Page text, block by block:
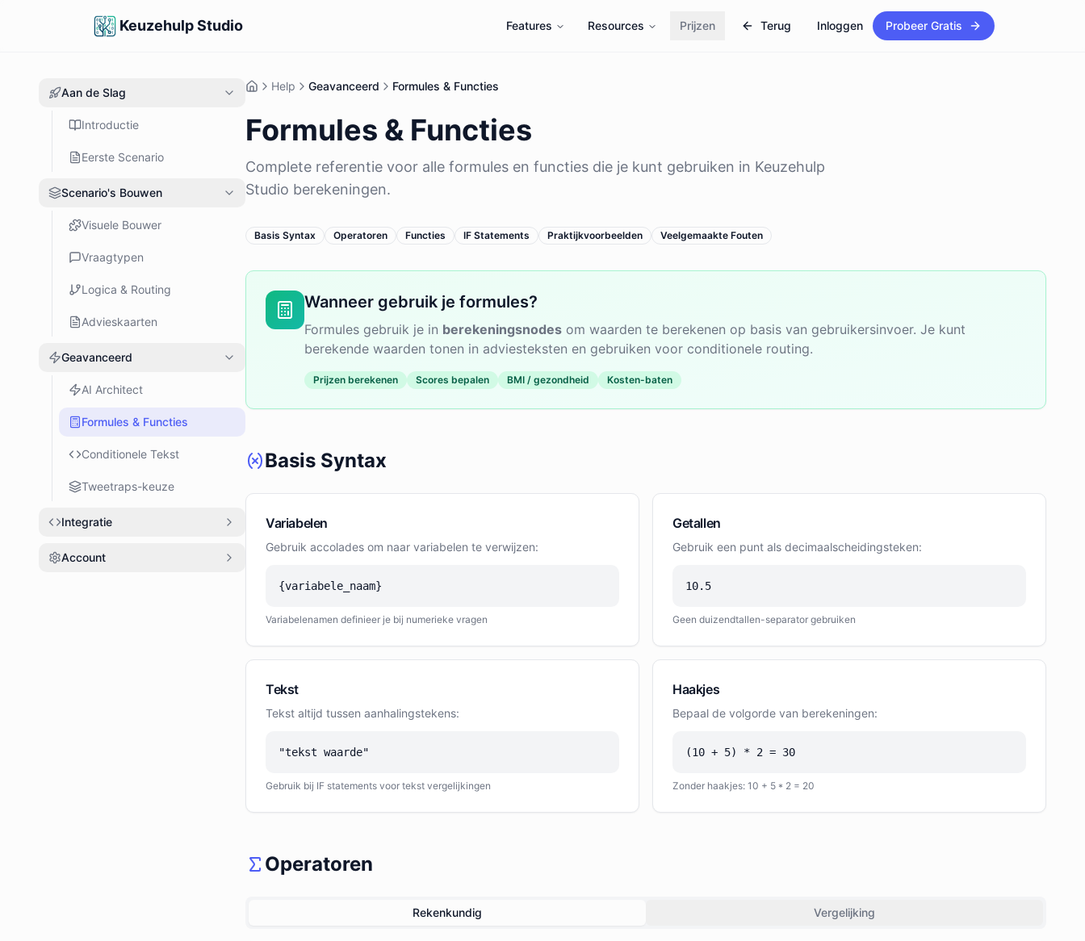
Keuzehulp Studio Features Resources Prijzen Terug Inloggen Probeer Gratis
Aan de Slag
Introductie
Eerste Scenario
Scenario's Bouwen
Visuele Bouwer
Vraagtypen
Logica & Routing
Advieskaarten
Geavanceerd
AI Architect
Formules & Functies
Conditionele Tekst
Tweetraps-keuze
Integratie
Account
Help Geavanceerd Formules & Functies
Formules & Functies
Complete referentie voor alle formules en functies die je kunt gebruiken in Keuzehulp
Studio berekeningen.
Basis Syntax Operatoren Functies IF Statements Praktijkvoorbeelden Veelgemaakte Fouten
Wanneer gebruik je formules?
Formules gebruik je in berekeningsnodes om waarden te berekenen op basis van gebruikersinvoer. Je kunt
berekende waarden tonen in adviesteksten en gebruiken voor conditionele routing.
Prijzen berekenen Scores bepalen BMI / gezondheid Kosten-baten
Basis Syntax
Variabelen
Gebruik accolades om naar variabelen te verwijzen:
{variabele_naam}
Variabelenamen definieer je bij numerieke vragen
Getallen
Gebruik een punt als decimaalscheidingsteken:
10.5
Geen duizendtallen-separator gebruiken
Tekst
Tekst altijd tussen aanhalingstekens:
"tekst waarde"
Gebruik bij IF statements voor tekst vergelijkingen
Haakjes
Bepaal de volgorde van berekeningen:
(10 + 5) * 2 = 30
Zonder haakjes: 10 + 5 * 2 = 20
Operatoren
Rekenkundig Vergelijking